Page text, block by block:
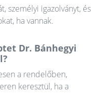
személyi igazolványt, és
ha vannak.
Dr. Bánhegyi
a rendelőben,
keresztül, ha a